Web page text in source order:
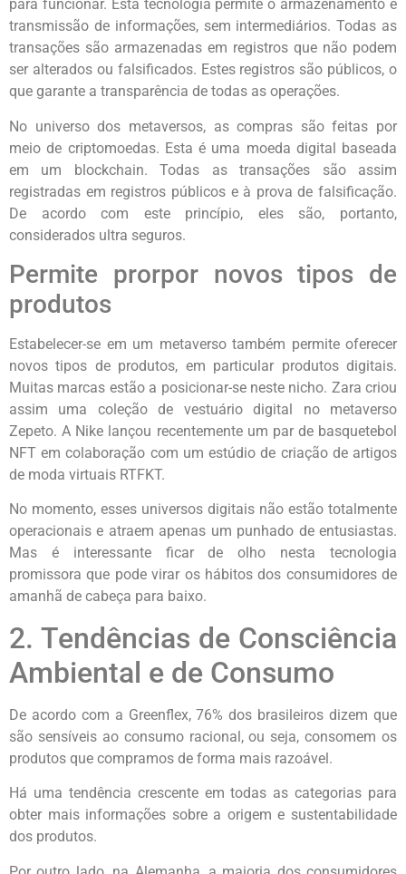
para funcionar. Esta tecnologia permite o armazenamento e
transmissão de informações, sem intermediários. Todas as
transações são armazenadas em registros que não podem
ser alterados ou falsificados. Estes registros são públicos, o
que garante a transparência de todas as operações.
No universo dos metaversos, as compras são feitas por
meio de criptomoedas. Esta é uma moeda digital baseada
em um blockchain. Todas as transações são assim
registradas em registros públicos e à prova de falsificação.
De acordo com este princípio, eles são, portanto,
considerados ultra seguros.
Permite prorpor novos tipos de
produtos
Estabelecer-se em um metaverso também permite oferecer
novos tipos de produtos, em particular produtos digitais.
Muitas marcas estão a posicionar-se neste nicho. Zara criou
assim uma coleção de vestuário digital no metaverso
Zepeto. A Nike lançou recentemente um par de basquetebol
NFT em colaboração com um estúdio de criação de artigos
de moda virtuais RTFKT.
No momento, esses universos digitais não estão totalmente
operacionais e atraem apenas um punhado de entusiastas.
Mas é interessante ficar de olho nesta tecnologia
promissora que pode virar os hábitos dos consumidores de
amanhã de cabeça para baixo.
2. Tendências de Consciência
Ambiental e de Consumo
De acordo com a Greenflex, 76% dos brasileiros dizem que
são sensíveis ao consumo racional, ou seja, consomem os
produtos que compramos de forma mais razoável.
Há uma tendência crescente em todas as categorias para
obter mais informações sobre a origem e sustentabilidade
dos produtos.